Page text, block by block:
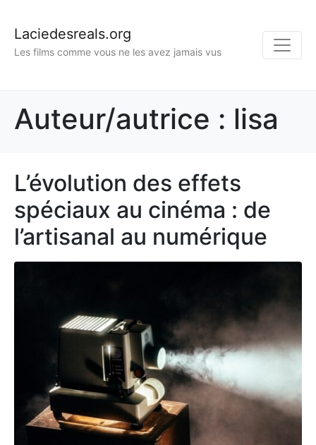
Laciedesreals.org
Les films comme vous ne les avez jamais vus
Auteur/autrice : lisa
L’évolution des effets
spéciaux au cinéma : de
l’artisanal au numérique